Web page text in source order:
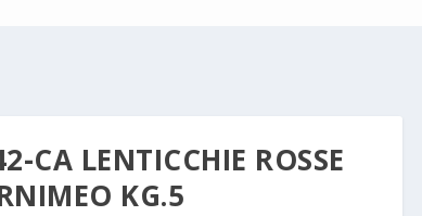
CA LENTICCHIE ROSSE
KG.5